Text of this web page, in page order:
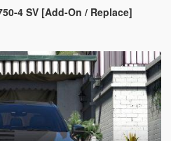
4 SV [Add-On / Replace]